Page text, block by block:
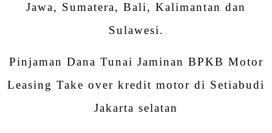
Jawa, Sumatera, Bali, Kalimantan dan
Sulawesi.
Pinjaman Dana Tunai Jaminan BPKB Motor
Leasing Take over kredit motor di Setiabudi
Jakarta selatan